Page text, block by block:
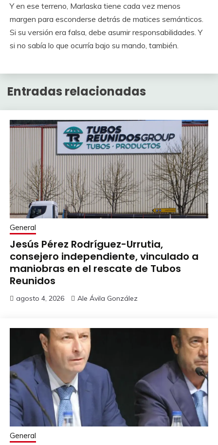
Y en ese terreno, Marlaska tiene cada vez menos
margen para esconderse detrás de matices semánticos.
Si su versión era falsa, debe asumir responsabilidades. Y
si no sabía lo que ocurría bajo su mando, también.
Entradas relacionadas
General
Jesús Pérez Rodríguez-Urrutia,
consejero independiente, vinculado a
maniobras en el rescate de Tubos
Reunidos
agosto 4, 2026 Ale Ávila González
General